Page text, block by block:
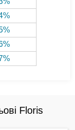
Floris